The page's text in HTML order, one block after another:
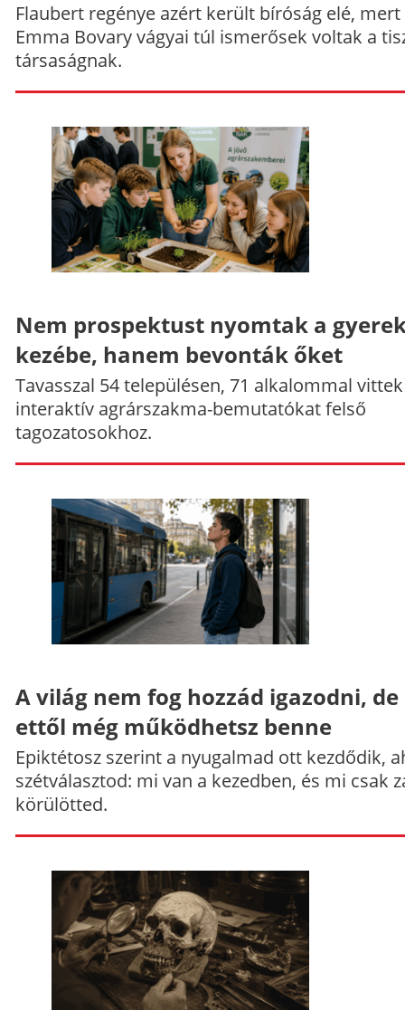
Flaubert regénye azért került bíróság elé, mert
Emma Bovary vágyai túl ismerősek voltak a
társaságnak.
Nem prospektust nyomtak a
kezébe, hanem bevonták őket
Tavasszal 54 településen, 71 alkalommal vittek
interaktív agrárszakma-bemutatókat felső
tagozatosokhoz.
A világ nem fog hozzád igazodni, de
ettől még működhetsz benne
Epiktétosz szerint a nyugalmad ott kezdődik,
szétválasztod: mi van a kezedben, és mi csak
körülötted.